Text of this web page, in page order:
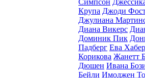
Симпсон
Крупа Джоди
Джулиана
Диана Викерс
Доминик Пик
Падберг Ева
Корикова Жанетт
Дюшен Ивана
Бейли Имоджен